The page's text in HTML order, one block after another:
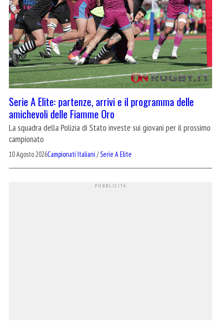
Serie A Elite: partenze, arrivi e il programma delle
amichevoli delle Fiamme Oro
La squadra della Polizia di Stato investe sui giovani per il prossimo
campionato
10 Agosto 2026Campionati Italiani /Serie A Elite